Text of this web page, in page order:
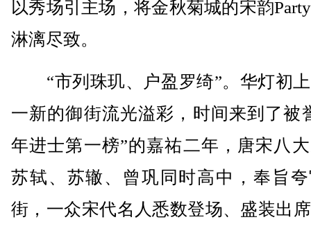
以秀场引主场，将金秋菊城的宋韵
淋漓尽致。
“市列珠玑、户盈罗绮”。华灯初
一新的御街流光溢彩，时间来到了被
年进士第一榜”的嘉祐二年，唐宋八
苏轼、苏辙、曾巩同时高中，奉旨
街，一众宋代名人悉数登场、盛装出